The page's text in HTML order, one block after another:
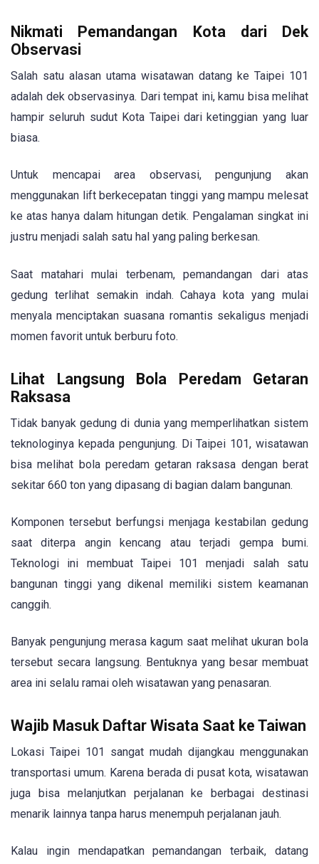
Nikmati Pemandangan Kota dari Dek
Observasi
Salah satu alasan utama wisatawan datang ke Taipei 101
adalah dek observasinya. Dari tempat ini, kamu bisa melihat
hampir seluruh sudut Kota Taipei dari ketinggian yang luar
biasa.
Untuk mencapai area observasi, pengunjung akan
menggunakan lift berkecepatan tinggi yang mampu melesat
ke atas hanya dalam hitungan detik. Pengalaman singkat ini
justru menjadi salah satu hal yang paling berkesan.
Saat matahari mulai terbenam, pemandangan dari atas
gedung terlihat semakin indah. Cahaya kota yang mulai
menyala menciptakan suasana romantis sekaligus menjadi
momen favorit untuk berburu foto.
Lihat Langsung Bola Peredam Getaran
Raksasa
Tidak banyak gedung di dunia yang memperlihatkan sistem
teknologinya kepada pengunjung. Di Taipei 101, wisatawan
bisa melihat bola peredam getaran raksasa dengan berat
sekitar 660 ton yang dipasang di bagian dalam bangunan.
Komponen tersebut berfungsi menjaga kestabilan gedung
saat diterpa angin kencang atau terjadi gempa bumi.
Teknologi ini membuat Taipei 101 menjadi salah satu
bangunan tinggi yang dikenal memiliki sistem keamanan
canggih.
Banyak pengunjung merasa kagum saat melihat ukuran bola
tersebut secara langsung. Bentuknya yang besar membuat
area ini selalu ramai oleh wisatawan yang penasaran.
Wajib Masuk Daftar Wisata Saat ke Taiwan
Lokasi Taipei 101 sangat mudah dijangkau menggunakan
transportasi umum. Karena berada di pusat kota, wisatawan
juga bisa melanjutkan perjalanan ke berbagai destinasi
menarik lainnya tanpa harus menempuh perjalanan jauh.
Kalau ingin mendapatkan pemandangan terbaik, datang